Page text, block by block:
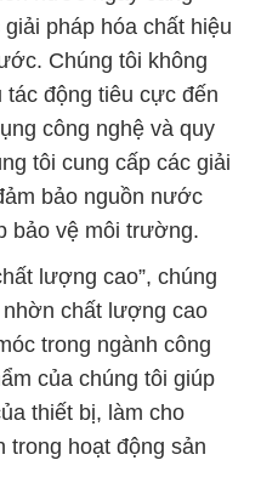
pháp hóa chất hiệu
Chúng tôi không
động tiêu cực đến
công nghệ và quy
tôi cung cấp các giải
bảo nguồn nước
bảo vệ môi trường.
lượng cao”, chúng
chất lượng cao
trong ngành công
của chúng tôi giúp
thiết bị, làm cho
trong hoạt động sản